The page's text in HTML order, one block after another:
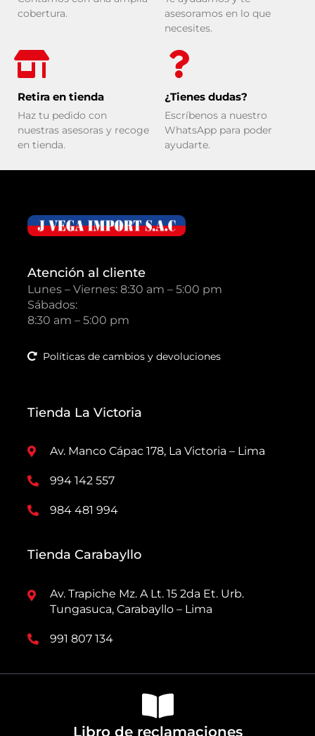
cobertura.
asesoramos en lo que
necesites.
Retira en tienda
Haz tu pedido con
nuestras asesoras y recoge
en tienda.
¿Tienes dudas?
Escríbenos a nuestro
WhatsApp para poder
ayudarte.
Atención al cliente
Lunes – Viernes: 8:30 am – 5:00 pm
Sábados:
8:30 am – 5:00 pm
Políticas de cambios y devoluciones
Tienda La Victoria
Av. Manco Cápac 178, La Victoria – Lima
994 142 557
984 481 994
Tienda Carabayllo
Av. Trapiche Mz. A Lt. 15 2da Et. Urb.
Tungasuca, Carabayllo – Lima
991 807 134
Libro de reclamaciones